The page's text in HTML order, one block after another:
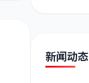
新闻动态